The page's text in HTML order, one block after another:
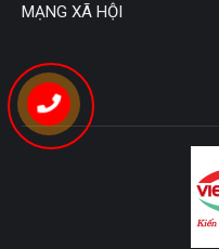
MẠNG XÃ HỘI